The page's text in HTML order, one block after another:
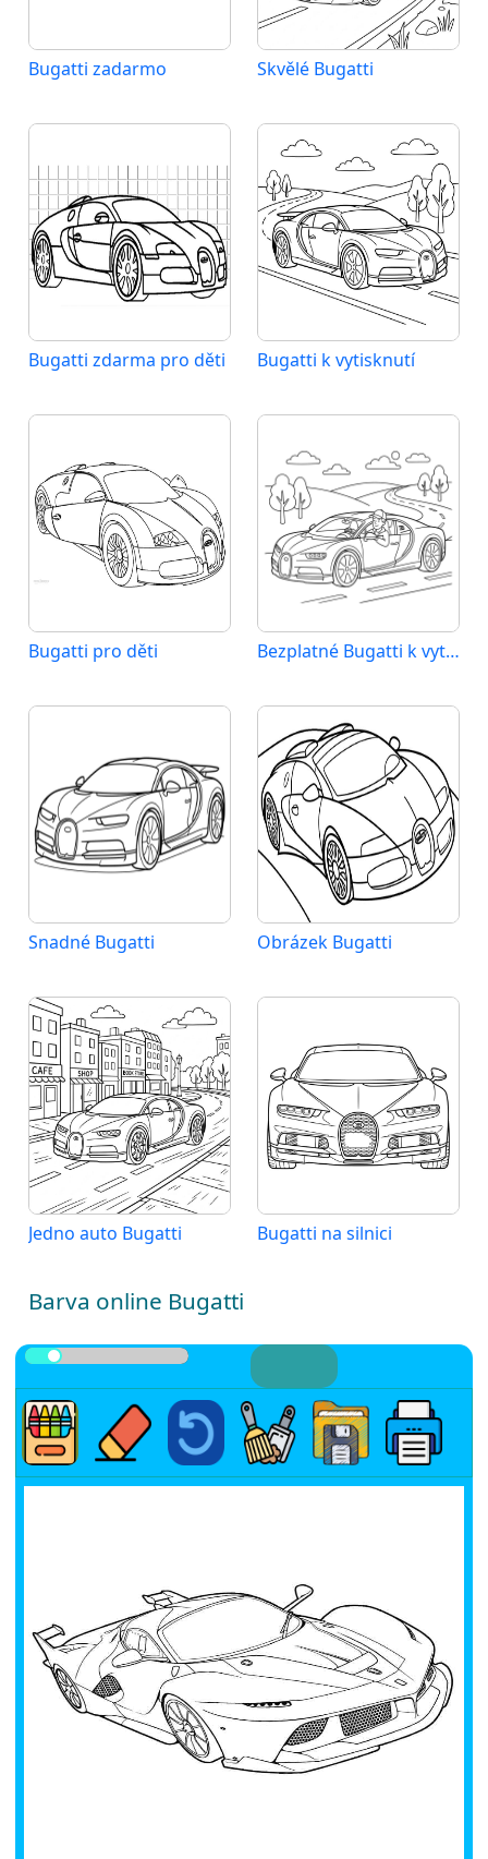
Bugatti zadarmo Skvělé Bugatti
Bugatti zdarma pro děti Bugatti k vytisknutí
Bugatti pro děti Bezplatné Bugatti k vytištění
Snadné Bugatti Obrázek Bugatti
Jedno auto Bugatti Bugatti na silnici
Barva online Bugatti